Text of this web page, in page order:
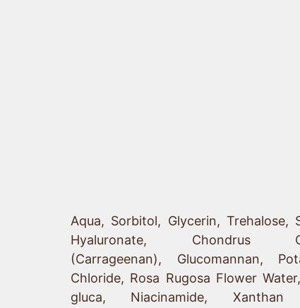
Состав
Aqua, Sorbitol, Glycerin, Trehalose,
Hyaluronate, Chondrus
(Carrageenan), Glucomannan,
Chloride, Rosa Rugosa Flower
gluca, Niacinamide, Xanthan